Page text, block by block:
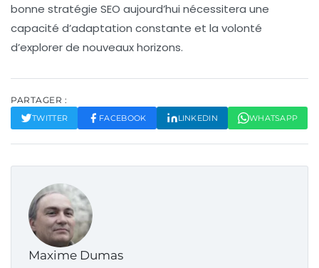
bonne stratégie SEO aujourd’hui nécessitera une
capacité d’adaptation constante et la volonté
d’explorer de nouveaux horizons.
PARTAGER :
TWITTER FACEBOOK LINKEDIN WHATSAPP
Maxime Dumas